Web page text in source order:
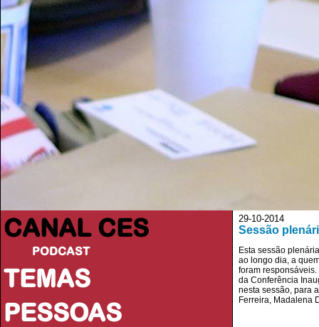
CANAL CES
PODCAST
TEMAS
PESSOAS
29-10-2014
Sessão
Esta sessão
ao longo dia, a
foram
da Conferência
nesta sessão, para
Ferreira, Madalena